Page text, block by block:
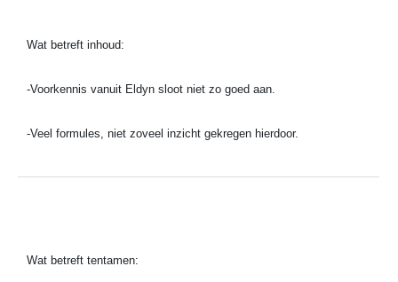
Wat betreft inhoud:
-Voorkennis vanuit Eldyn sloot niet zo goed aan.
-Veel formules, niet zoveel inzicht gekregen hierdoor.
Wat betreft tentamen: